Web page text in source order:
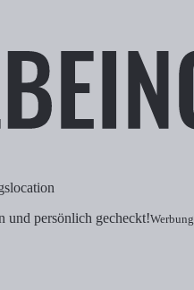
und persönlich gecheckt!Werbung